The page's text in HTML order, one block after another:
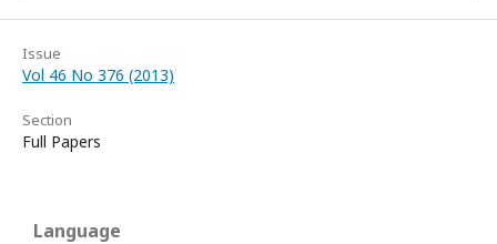
Issue
Vol 46 No 376 (2013)
Section
Full Papers
Language